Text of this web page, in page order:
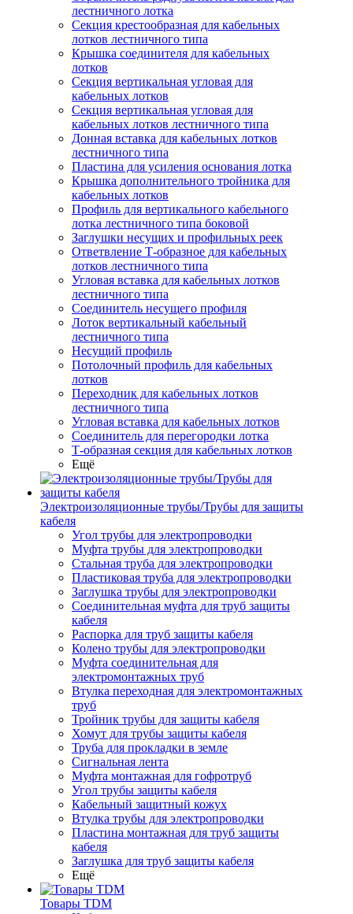
лестничного лотка
Секция крестообразная для кабельных
лотков лестничного типа
Крышка соединителя для кабельных
лотков
Секция вертикальная угловая для
кабельных лотков
Секция вертикальная угловая для
кабельных лотков лестничного типа
Донная вставка для кабельных лотков
лестничного типа
Пластина для усиления основания лотка
Крышка дополнительного тройника для
кабельных лотков
Профиль для вертикального кабельного
лотка лестничного типа боковой
Заглушки несущих и профильных реек
Ответвление Т-образное для кабельных
лотков лестничного типа
Угловая вставка для кабельных лотков
лестничного типа
Соединитель несущего профиля
Лоток вертикальный кабельный
лестничного типа
Несущий профиль
Потолочный профиль для кабельных
лотков
Переходник для кабельных лотков
лестничного типа
Угловая вставка для кабельных лотков
Соединитель для перегородки лотка
Т-образная секция для кабельных лотков
Ещё
Электроизоляционные трубы/Трубы для защиты
кабеля
Угол трубы для электропроводки
Муфта трубы для электропроводки
Стальная труба для электропроводки
Пластиковая труба для электропроводки
Заглушка трубы для электропроводки
Соединительная муфта для труб защиты
кабеля
Распорка для труб защиты кабеля
Колено трубы для электропроводки
Муфта соединительная для
электромонтажных труб
Втулка переходная для электромонтажных
труб
Тройник трубы для защиты кабеля
Хомут для трубы защиты кабеля
Труба для прокладки в земле
Сигнальная лента
Муфта монтажная для гофротруб
Угол трубы защиты кабеля
Кабельный защитный кожух
Втулка трубы для электропроводки
Пластина монтажная для труб защиты
кабеля
Заглушка для труб защиты кабеля
Ещё
Товары TDM